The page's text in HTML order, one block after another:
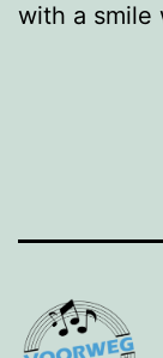
with a smile